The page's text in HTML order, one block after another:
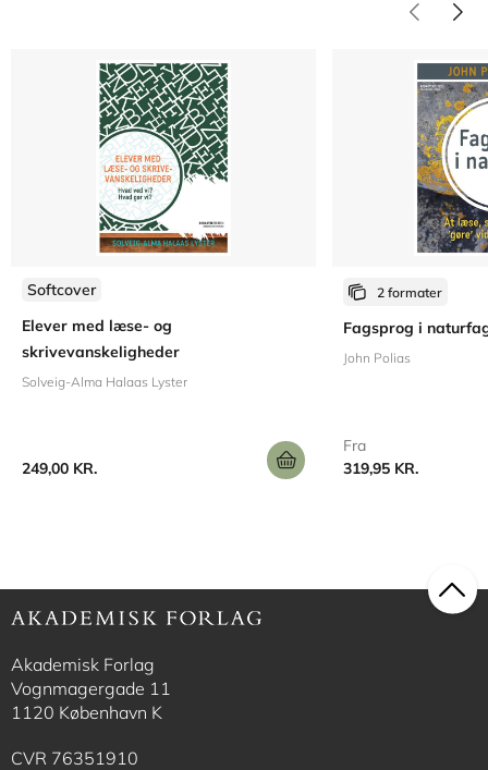
Softcover
Elever med læse- og
skrivevanskeligheder
Solveig-Alma Halaas Lyster
249,00 KR.
2 formater
Fagsprog i
John Polias
Fra
319,95 KR.
Akademisk Forlag
Vognmagergade 11
1120 København K
CVR 76351910